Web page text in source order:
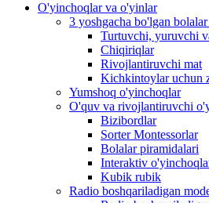
O'yinchoqlar va o'yinlar
3 yoshgacha bo'lgan
Turtuvchi, yuruvchi
Chiqiriqlar
Rivojlantiruvchi mat
Kichkintoylar uchun
Yumshoq o'yinchoqlar
O'quv va rivojlantiruvchi
Bizibordlar
Sorter Montessorlar
Bolalar piramidalari
Interaktiv
Kubik rubik
Radio boshqariladigan